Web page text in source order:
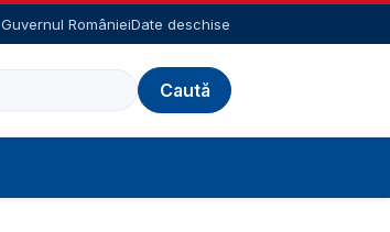
Guvernul RomânieiDate deschise